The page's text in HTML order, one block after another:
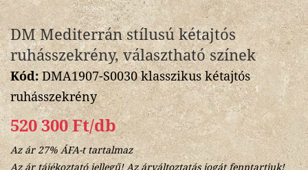
DM Mediterrán stílusú kétajtós
ruhásszekrény, választható színek
Kód:DMA1907-S0030 klasszikus kétajtós
ruhásszekrény
520 300 Ft/db
Az ár 27% ÁFA-t tartalmaz
Az ár tájékoztató jellegű! Az árváltoztatás jogát fenntartjuk!